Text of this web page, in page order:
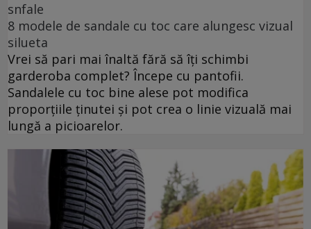
snfale
8 modele de sandale cu toc care alungesc vizual
silueta
Vrei să pari mai înaltă fără să îți schimbi
garderoba complet? Începe cu pantofii.
Sandalele cu toc bine alese pot modifica
proporțiile ținutei și pot crea o linie vizuală mai
lungă a picioarelor.